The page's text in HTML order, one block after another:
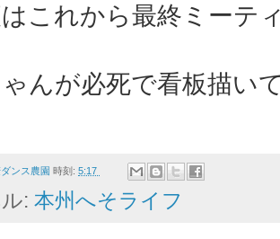
これから最終ミーテ
んが必死で看板描い
ンス農園 時刻: 5:17
: 本州へそライフ